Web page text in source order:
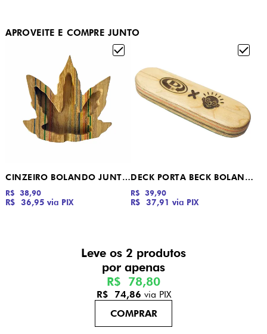
APROVEITE E COMPRE JUNTO
CINZEIRO BOLANDO JUNTO SEMPRE
R$ 36,95 via PIX
R$ 38,90
DECK PORTA BECK BOLANDO JUNTO SEMPRE
R$ 37,91 via PIX
R$ 39,90
Leve os 2 produtos
R$ 78,80
R$ 74,86 via PIX